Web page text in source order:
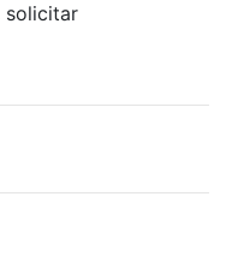
solicitar